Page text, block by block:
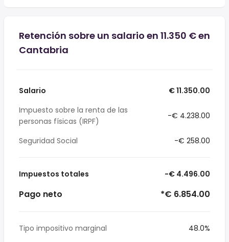
Retención sobre un salario en 11.350 € en
Cantabria
Salario
€ 11.350.00
Impuesto sobre la renta de las
personas físicas (IRPF)
-€ 4.238.00
Seguridad Social -€ 258.00
Impuestos totales -€ 4.496.00
Pago neto *€ 6.854.00
Tipo impositivo marginal
48.0%